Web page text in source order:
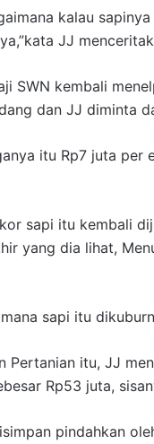
kalau
JJ
SWN kembali
dan JJ diminta
itu Rp7 juta per
sapi itu kembali
yang dia lihat,
sapi itu
Pertanian itu, JJ
Rp53 juta,
pindahkan